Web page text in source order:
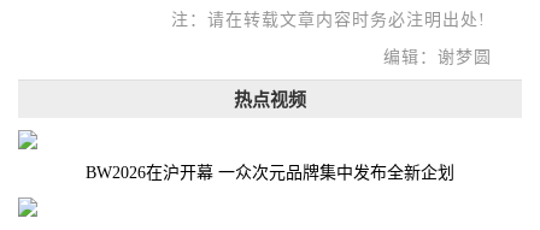
注：请在转载文章内容时务必注明出处!
编辑：谢梦圆
热点视频
BW2026在沪开幕 一众次元品牌集中发布全新企划